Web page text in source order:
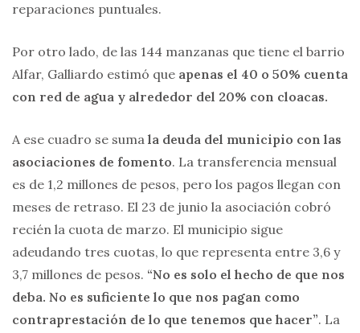
reparaciones puntuales.
Por otro lado, de las 144 manzanas que tiene el barrio
Alfar, Galliardo estimó que apenas el 40 o 50% cuenta
con red de agua y alrededor del 20% con cloacas.
A ese cuadro se suma la deuda del municipio con las
asociaciones de fomento. La transferencia mensual
es de 1,2 millones de pesos, pero los pagos llegan con
meses de retraso. El 23 de junio la asociación cobró
recién la cuota de marzo. El municipio sigue
adeudando tres cuotas, lo que representa entre 3,6 y
3,7 millones de pesos. “No es solo el hecho de que nos
deba. No es suficiente lo que nos pagan como
contraprestación de lo que tenemos que hacer”. La